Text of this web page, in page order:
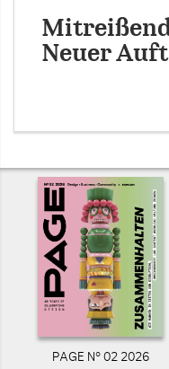
Neuer
PAGE N° 02 2026